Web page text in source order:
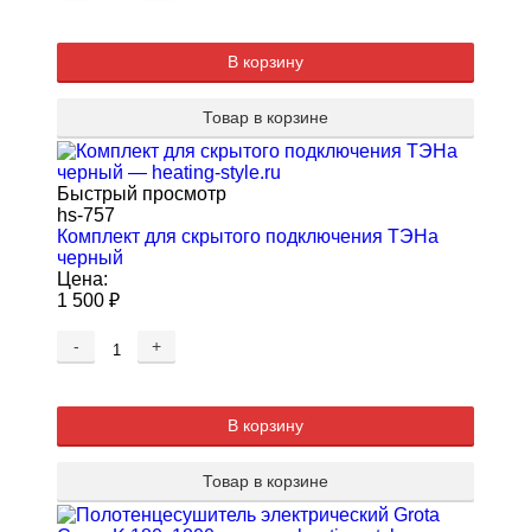
В корзину
Товар в корзине
Быстрый просмотр
hs-757
Комплект для скрытого подключения ТЭНа
черный
Цена:
1 500 ₽
- +
В корзину
Товар в корзине